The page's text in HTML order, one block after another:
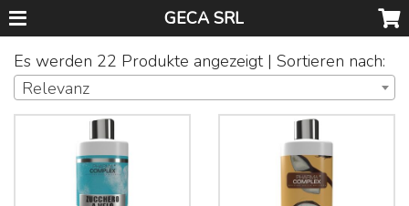
GECA SRL
Es werden 22 Produkte angezeigt | Sortieren nach:
Relevanz